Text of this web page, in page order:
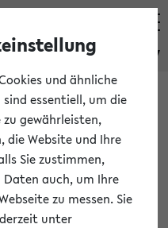
eKVV
Veranstaltungen
und ähnliche
essentiell, um die
gewährleisten,
die Website und Ihre
Sie zustimmen,
Daten auch, um Ihre
zu messen. Sie
unter